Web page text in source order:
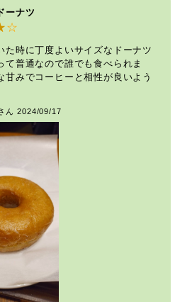
ーナツ
た時に丁度よいサイズなドーナツ
て普通なので誰でも食べられま
甘みでコーヒーと相性が良いよう
ん 2024/09/17